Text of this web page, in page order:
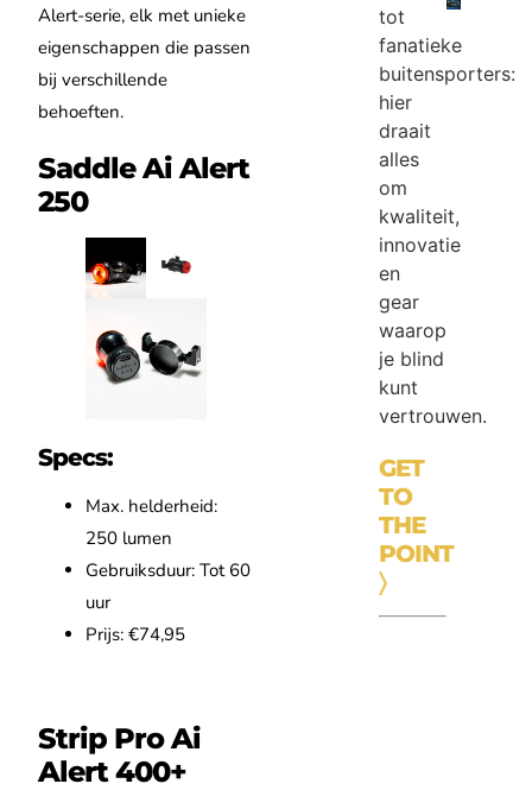
Alert-serie, elk met unieke
eigenschappen die passen
bij verschillende
behoeften.
Saddle Ai Alert
250
Specs:
Max. helderheid:
250 lumen
Gebruiksduur: Tot 60
uur
Prijs: €74,95
Strip Pro Ai
Alert 400+
tot
fanatieke
buitensporters:
hier
draait
alles
om
kwaliteit,
innovatie
en
gear
waarop
je blind
kunt
vertrouwen.
GET
TO
THE
POINT
〉